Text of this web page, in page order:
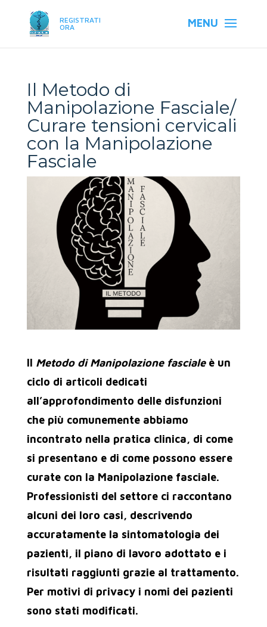
REGISTRATI
ORA
Il Metodo di
Manipolazione Fasciale/
Curare tensioni cervicali
con la Manipolazione
Fasciale
Il Metodo di Manipolazione fascialeè un
ciclo di articoli dedicati
all’approfondimento delle disfunzioni
che più comunemente abbiamo
incontrato nella pratica clinica, di come
si presentano e di come possono essere
curate con la Manipolazione fasciale.
Professionisti del settore ci raccontano
alcuni dei loro casi, descrivendo
accuratamente la sintomatologia dei
pazienti, il piano di lavoro adottato e i
risultati raggiunti grazie al trattamento.
Per motivi di privacy i nomi dei pazienti
sono stati modificati.